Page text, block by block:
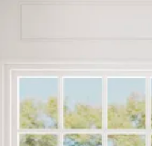
Trykaflastende madrasser 180x200
Trykaflastende madrasser 160x200
Trykaflastende madrasser 140x200
Trykaflastende madrasser 120x200
Trykaflastende madrasser 90x200
Trykaflastende madrasser 80x200
Se flere størrelser